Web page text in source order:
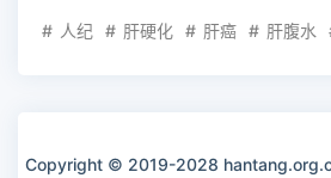
人纪 肝硬化 肝癌 肝腹水
Copyright © 2019-2028